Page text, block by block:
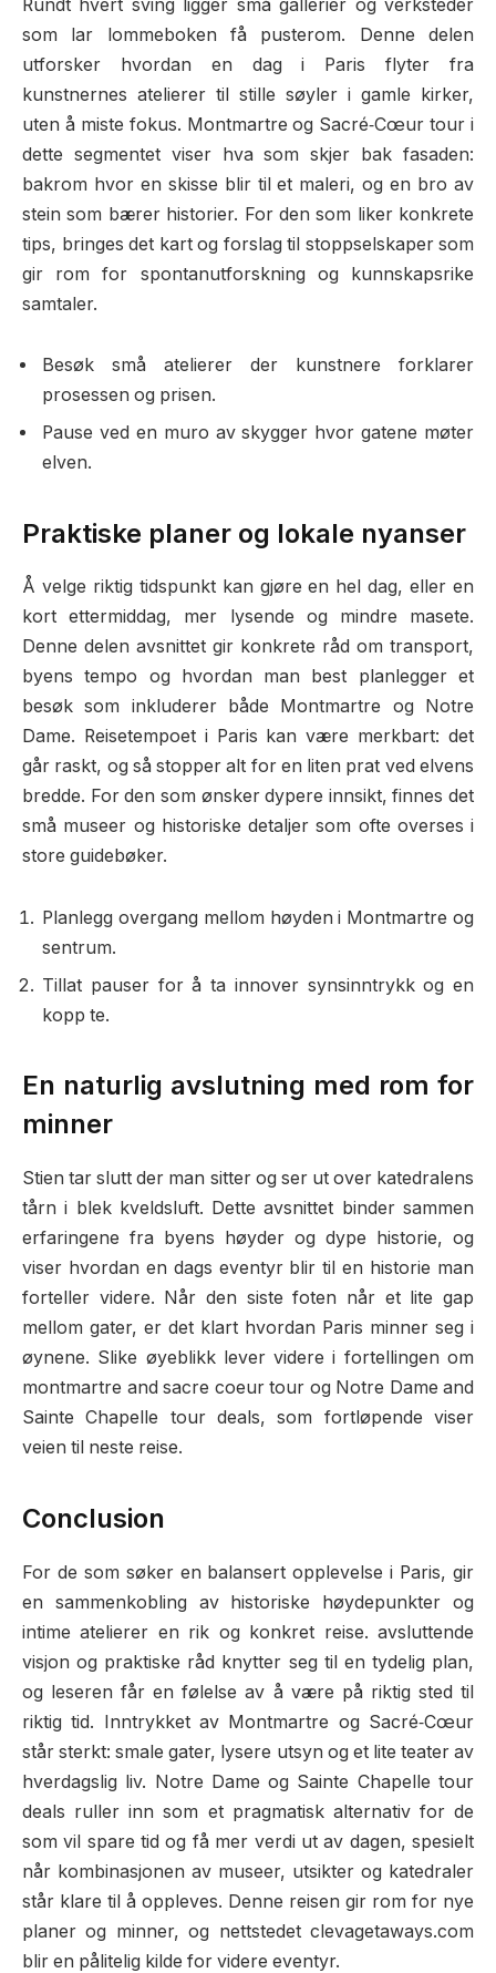
Rundt hvert sving ligger små gallerier og verksteder
som lar lommeboken få pusterom. Denne delen
utforsker hvordan en dag i Paris flyter fra
kunstnernes atelierer til stille søyler i gamle kirker,
uten å miste fokus. Montmartre og Sacré‑Cœur tour i
dette segmentet viser hva som skjer bak fasaden:
bakrom hvor en skisse blir til et maleri, og en bro av
stein som bærer historier. For den som liker konkrete
tips, bringes det kart og forslag til stoppselskaper som
gir rom for spontanutforskning og kunnskapsrike
samtaler.
Besøk små atelierer der kunstnere forklarer
prosessen og prisen.
Pause ved en muro av skygger hvor gatene møter
elven.
Praktiske planer og lokale nyanser
Å velge riktig tidspunkt kan gjøre en hel dag, eller en
kort ettermiddag, mer lysende og mindre masete.
Denne delen avsnittet gir konkrete råd om transport,
byens tempo og hvordan man best planlegger et
besøk som inkluderer både Montmartre og Notre
Dame. Reisetempoet i Paris kan være merkbart: det
går raskt, og så stopper alt for en liten prat ved elvens
bredde. For den som ønsker dypere innsikt, finnes det
små museer og historiske detaljer som ofte overses i
store guidebøker.
Planlegg overgang mellom høyden i Montmartre og
sentrum.
Tillat pauser for å ta innover synsinntrykk og en
kopp te.
En naturlig avslutning med rom for
minner
Stien tar slutt der man sitter og ser ut over katedralens
tårn i blek kveldsluft. Dette avsnittet binder sammen
erfaringene fra byens høyder og dype historie, og
viser hvordan en dags eventyr blir til en historie man
forteller videre. Når den siste foten når et lite gap
mellom gater, er det klart hvordan Paris minner seg i
øynene. Slike øyeblikk lever videre i fortellingen om
montmartre and sacre coeur tour og Notre Dame and
Sainte Chapelle tour deals, som fortløpende viser
veien til neste reise.
Conclusion
For de som søker en balansert opplevelse i Paris, gir
en sammenkobling av historiske høydepunkter og
intime atelierer en rik og konkret reise. avsluttende
visjon og praktiske råd knytter seg til en tydelig plan,
og leseren får en følelse av å være på riktig sted til
riktig tid. Inntrykket av Montmartre og Sacré‑Cœur
står sterkt: smale gater, lysere utsyn og et lite teater av
hverdagslig liv. Notre Dame og Sainte Chapelle tour
deals ruller inn som et pragmatisk alternativ for de
som vil spare tid og få mer verdi ut av dagen, spesielt
når kombinasjonen av museer, utsikter og katedraler
står klare til å oppleves. Denne reisen gir rom for nye
planer og minner, og nettstedet clevagetaways.com
blir en pålitelig kilde for videre eventyr.